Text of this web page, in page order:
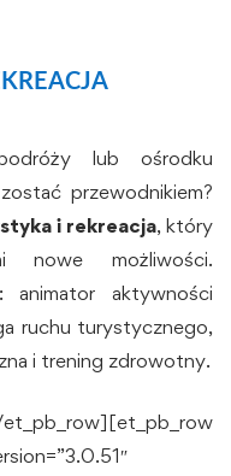
lub ośrodku
przewodnikiem?
i rekreacja, który
nowe możliwości.
animator aktywności
ruchu turystycznego,
i trening zdrowotny.